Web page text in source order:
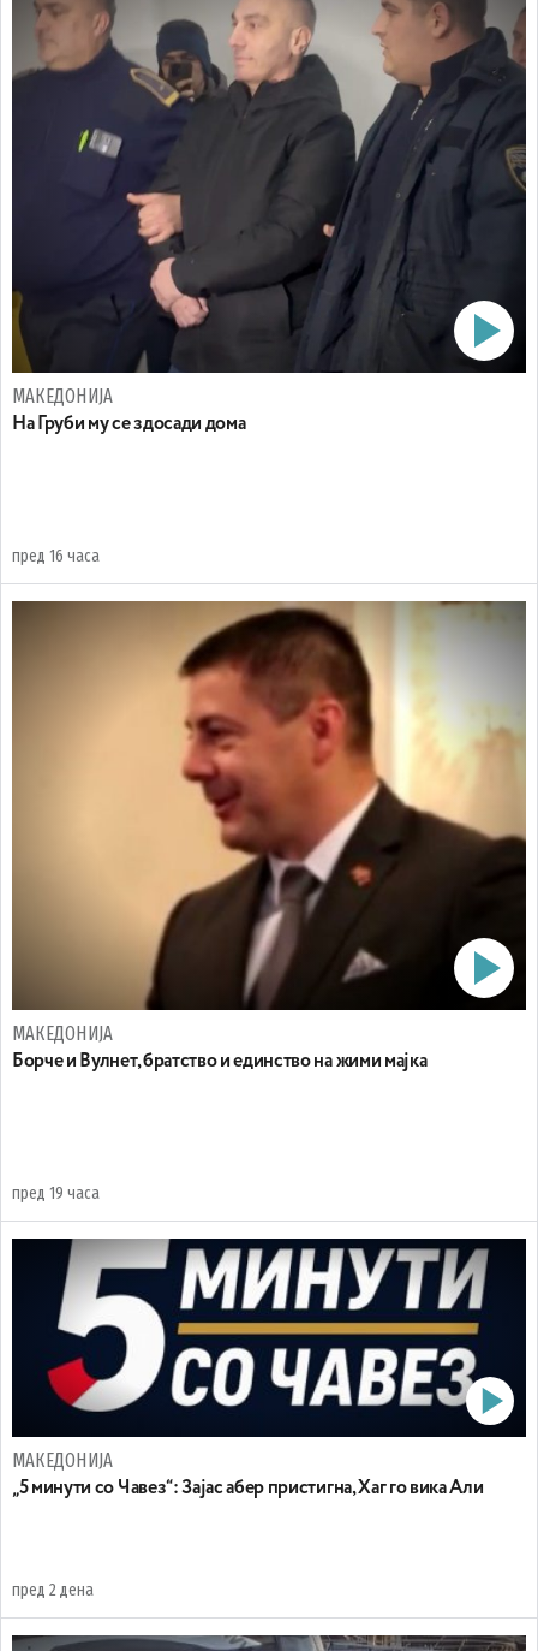
МАКЕДОНИЈА
На Груби му се здосади дома
пред 16 часа
МАКЕДОНИЈА
Борче и Вулнет, братство и единство на жими мајка
пред 19 часа
МАКЕДОНИЈА
„5 минути со Чавез“: Зајас абер пристигна, Хаг го вика Али
пред 2 дена